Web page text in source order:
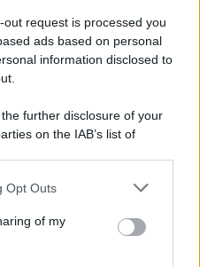
request is processed you
ads based on personal
information disclosed to
further disclosure of your
on the IAB’s list of
by us to third parties
Opt Outs
of my
– ISCRITTA ALL’ANSO
STAMPA ONLINE)
PRIVACY